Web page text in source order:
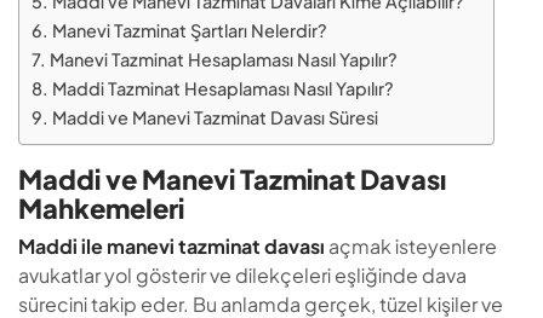
Manevi Tazminat Şartları Nelerdir?
Manevi Tazminat Hesaplaması Nasıl Yapılır?
Maddi Tazminat Hesaplaması Nasıl Yapılır?
Maddi ve Manevi Tazminat Davası Süresi
Maddi ve Manevi Tazminat Davası
Mahkemeleri
Maddi ile manevi tazminat davası açmak isteyenlere
avukatlar yol gösterir ve dilekçeleri eşliğinde dava
sürecini takip eder. Bu anlamda gerçek, tüzel kişiler ve